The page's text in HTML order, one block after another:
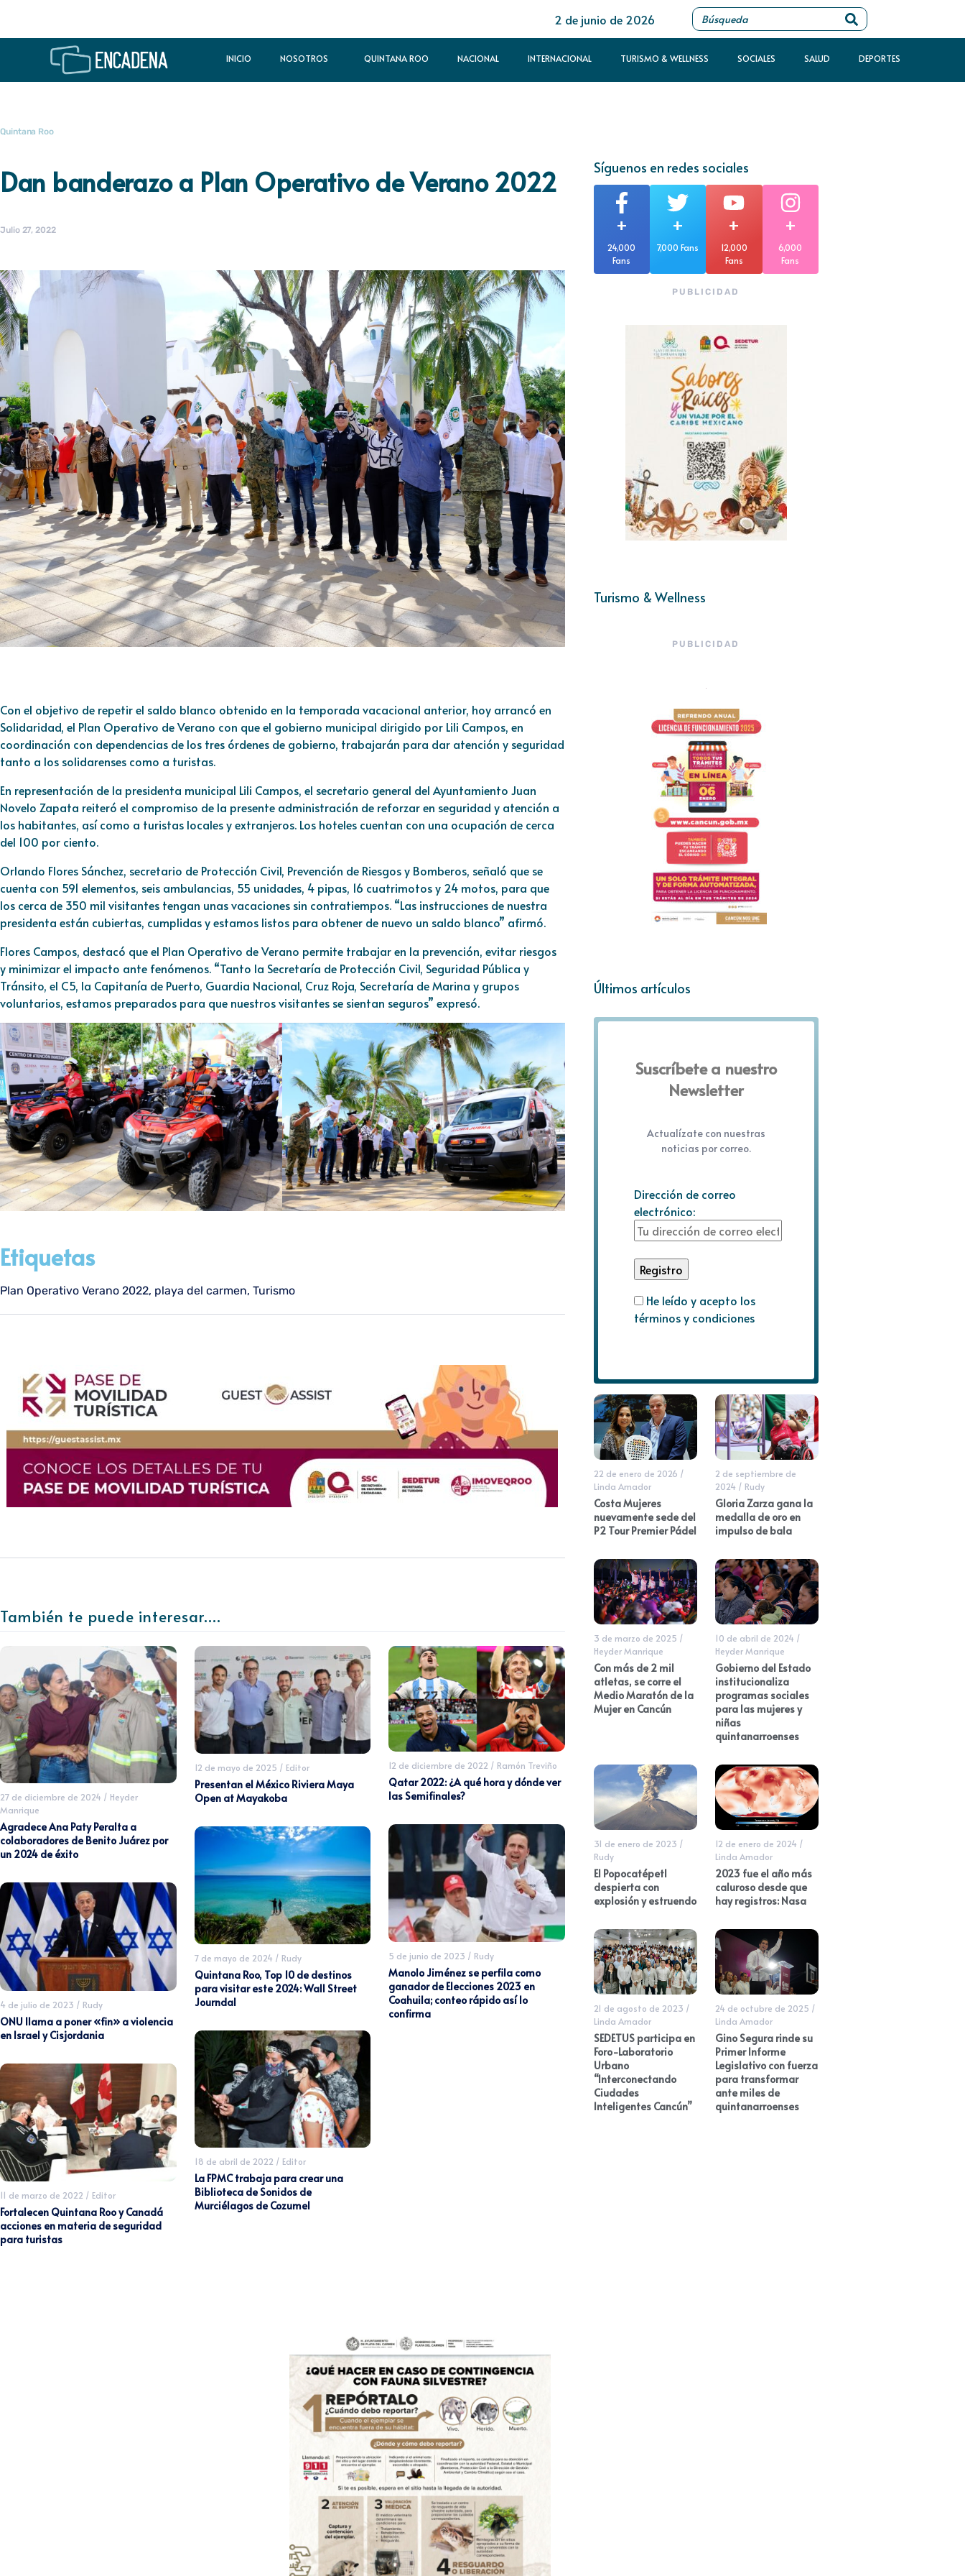
2 de junio de 2026
INICIO NOSOTROS QUINTANA ROO NACIONAL INTERNACIONAL TURISMO & WELLNESS SOCIALES SALUD DEPORTES
Quintana Roo
Dan banderazo a Plan Operativo de Verano 2022
Julio 27, 2022
Con el objetivo de repetir el saldo blanco obtenido en la temporada vacacional anterior, hoy arrancó en
Solidaridad, el Plan Operativo de Verano con que el gobierno municipal dirigido por Lili Campos, en
coordinación con dependencias de los tres órdenes de gobierno, trabajarán para dar atención y seguridad
tanto a los solidarenses como a turistas.
En representación de la presidenta municipal Lili Campos, el secretario general del Ayuntamiento Juan
Novelo Zapata reiteró el compromiso de la presente administración de reforzar en seguridad y atención a
los habitantes, así como a turistas locales y extranjeros. Los hoteles cuentan con una ocupación de cerca
del 100 por ciento.
Orlando Flores Sánchez, secretario de Protección Civil, Prevención de Riesgos y Bomberos, señaló que se
cuenta con 591 elementos, seis ambulancias, 55 unidades, 4 pipas, 16 cuatrimotos y 24 motos, para que
los cerca de 350 mil visitantes tengan unas vacaciones sin contratiempos. “Las instrucciones de nuestra
presidenta están cubiertas, cumplidas y estamos listos para obtener de nuevo un saldo blanco” afirmó.
Flores Campos, destacó que el Plan Operativo de Verano permite trabajar en la prevención, evitar riesgos
y minimizar el impacto ante fenómenos. “Tanto la Secretaría de Protección Civil, Seguridad Pública y
Tránsito, el C5, la Capitanía de Puerto, Guardia Nacional, Cruz Roja, Secretaría de Marina y grupos
voluntarios, estamos preparados para que nuestros visitantes se sientan seguros” expresó.
Etiquetas
Plan Operativo Verano 2022, playa del carmen, Turismo
También te puede interesar....
27 de diciembre de 2024 / Heyder
Manrique
Agradece Ana Paty Peralta a
colaboradores de Benito Juárez por
un 2024 de éxito
4 de julio de 2023 / Rudy
ONU llama a poner «fin» a violencia
en Israel y Cisjordania
11 de marzo de 2022 / Editor
Fortalecen Quintana Roo y Canadá
acciones en materia de seguridad
para turistas
12 de mayo de 2025 / Editor
Presentan el México Riviera Maya
Open at Mayakoba
7 de mayo de 2024 / Rudy
Quintana Roo, Top 10 de destinos
para visitar este 2024: Wall Street
Journdal
18 de abril de 2022 / Editor
La FPMC trabaja para crear una
Biblioteca de Sonidos de
Murciélagos de Cozumel
12 de diciembre de 2022 / Ramón Treviño
Qatar 2022: ¿A qué hora y dónde ver
las Semifinales?
5 de junio de 2023 / Rudy
Manolo Jiménez se perfila como
ganador de Elecciones 2023 en
Coahuila; conteo rápido así lo
confirma
Síguenos en redes sociales
+
24,000
Fans
+
7,000 Fans
+
12,000
Fans
+
6,000
Fans
PUBLICIDAD
Turismo & Wellness
PUBLICIDAD
Últimos artículos
Suscríbete a nuestro
Newsletter
Actualízate con nuestras
noticias por correo.
Dirección de correo
electrónico:
He leído y acepto los
términos y condiciones
22 de enero de 2026 /
Linda Amador
Costa Mujeres
nuevamente sede del
P2 Tour Premier Pádel
2 de septiembre de
2024 / Rudy
Gloria Zarza gana la
medalla de oro en
impulso de bala
3 de marzo de 2025 /
Heyder Manrique
Con más de 2 mil
atletas, se corre el
Medio Maratón de la
Mujer en Cancún
10 de abril de 2024 /
Heyder Manrique
Gobierno del Estado
institucionaliza
programas sociales
para las mujeres y
niñas
quintanarroenses
31 de enero de 2023 /
Rudy
El Popocatépetl
despierta con
explosión y estruendo
12 de enero de 2024 /
Linda Amador
2023 fue el año más
caluroso desde que
hay registros: Nasa
21 de agosto de 2023 /
Linda Amador
SEDETUS participa en
Foro-Laboratorio
Urbano
“Interconectando
Ciudades
Inteligentes Cancún”
24 de octubre de 2025 /
Linda Amador
Gino Segura rinde su
Primer Informe
Legislativo con fuerza
para transformar
ante miles de
quintanarroenses